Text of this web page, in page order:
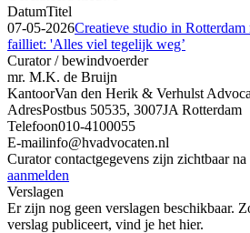
DatumTitel
07-05-2026Creatieve studio in
failliet: 'Alles viel tegelijk weg’
Curator / bewindvoerder
mr. M.K. de Bruijn
KantoorVan den Herik & Verhulst
AdresPostbus 50535, 3007JA Rotterdam
Telefoon010-4100055
E-mailinfo@hvadvocaten.nl
Curator contactgegevens zijn zichtbaar
aanmelden
Verslagen
Er zijn nog geen verslagen beschikbaar.
verslag publiceert, vind je het hier.